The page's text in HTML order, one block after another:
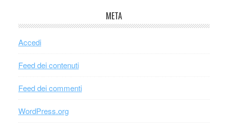
META
Accedi
Feed dei contenuti
Feed dei commenti
WordPress.org